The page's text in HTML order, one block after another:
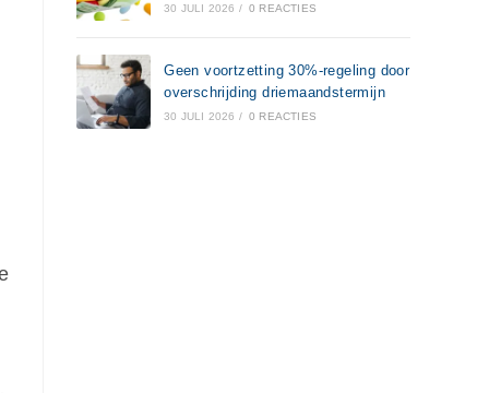
30 JULI 2026 / 0 REACTIES
Geen voortzetting 30%-regeling door
overschrijding driemaandstermijn
30 JULI 2026 / 0 REACTIES